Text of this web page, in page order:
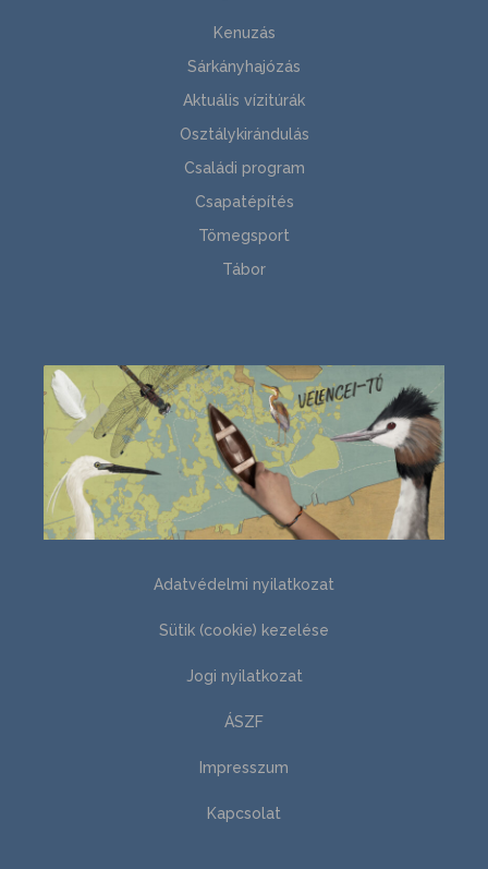
Kenuzás
Sárkányhajózás
Aktuális vízitúrák
Osztálykirándulás
Családi program
Csapatépítés
Tömegsport
Tábor
Adatvédelmi nyilatkozat
Sütik (cookie) kezelése
Jogi nyilatkozat
ÁSZF
Impresszum
Kapcsolat